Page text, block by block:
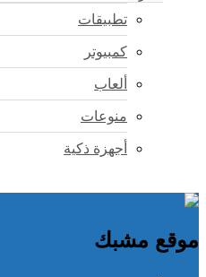
تطبيقات
كمبيوتر
ألعاب
منوعات
أجهزة ذكية
موقع مشبك